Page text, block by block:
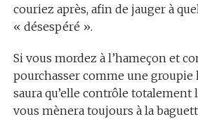
couriez après, afin de jauger à
« désespéré ».
Si vous mordez à l’hameçon et
pourchasser comme une groupie
saura qu’elle contrôle totalement
vous mènera toujours à la